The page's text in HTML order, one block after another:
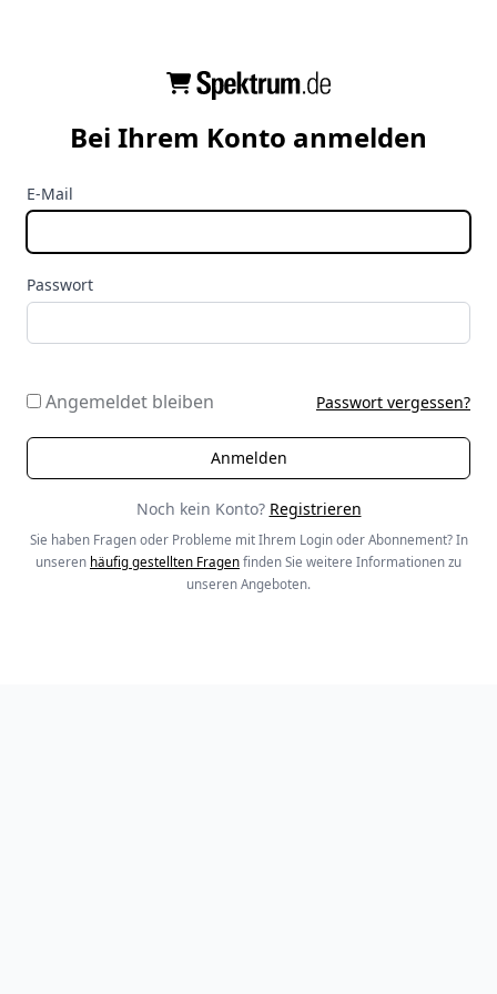
Bei Ihrem Konto anmelden
E-Mail
Passwort
Angemeldet bleiben Passwort vergessen?
Noch kein Konto? Registrieren
Sie haben Fragen oder Probleme mit Ihrem Login oder Abonnement? In
unseren häufig gestellten Fragen finden Sie weitere Informationen zu
unseren Angeboten.